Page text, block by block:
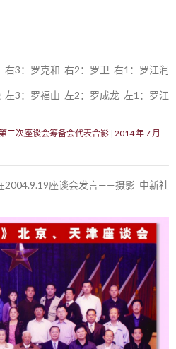
3：罗克和 右2：罗卫 右1：罗江润
3：罗福山 左2：罗成龙 左1：罗江
二次座谈会筹备会代表合影 2014 年 7 月
2004.9.19座谈会发言——摄影 中新社